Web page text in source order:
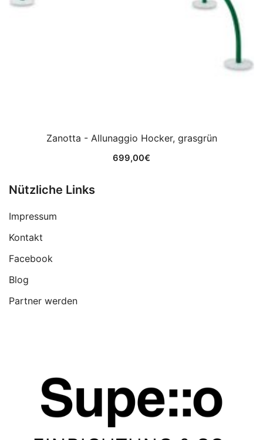
Zanotta - Allunaggio Hocker, grasgrün
699,00€
Nützliche Links
Impressum
Kontakt
Facebook
Blog
Partner werden